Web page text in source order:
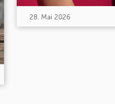
28. Mai 2026